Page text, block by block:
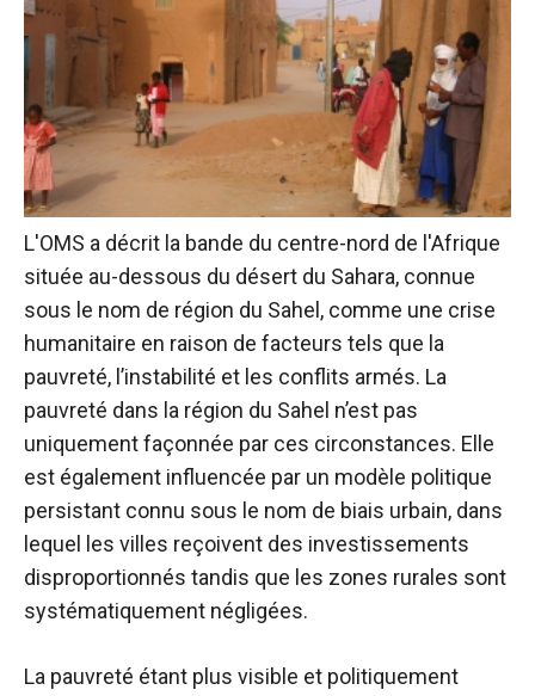
L'OMS a décrit la bande du centre-nord de l'Afrique
située au-dessous du désert du Sahara, connue
sous le nom de région du Sahel, comme une crise
humanitaire en raison de facteurs tels que la
pauvreté, l’instabilité et les conflits armés. La
pauvreté dans la région du Sahel n’est pas
uniquement façonnée par ces circonstances. Elle
est également influencée par un modèle politique
persistant connu sous le nom de biais urbain, dans
lequel les villes reçoivent des investissements
disproportionnés tandis que les zones rurales sont
systématiquement négligées.
La pauvreté étant plus visible et politiquement